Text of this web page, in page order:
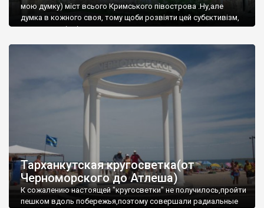
мою думку) міст всього Кримського півострова .Ну,але
думка в кожного своя, тому щоби розвіяти цей субєктивізм,
запрошую відвідати це
Тарханкутская кругосветка(от
Черноморского до Атлеша)
К сожалению настоящей "кругосветки" не получилось,пройти
пешком вдоль побережья,поэтому совершали радиальные